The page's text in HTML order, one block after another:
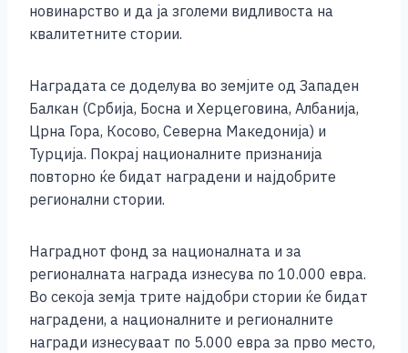
новинарство и да ја зголеми видливоста на
квалитетните стории.
Наградата се доделува во земјите од Западен
Балкан (Србија, Босна и Херцеговина, Албанија,
Црна Гора, Косово, Северна Македонија) и
Турција. Покрај националните признанија
повторно ќе бидат наградени и најдобрите
регионални стории.
Награднот фонд за националната и за
регионалната награда изнесува по 10.000 евра.
Во секоја земја трите најдобри стории ќе бидат
наградени, а националните и регионалните
награди изнесуваат по 5.000 евра за прво место,